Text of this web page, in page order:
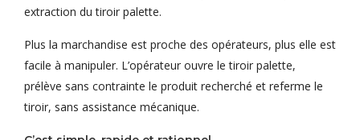
extraction du tiroir palette.
Plus la marchandise est proche des opérateurs, plus elle est
facile à manipuler. L’opérateur ouvre le tiroir palette,
prélève sans contrainte le produit recherché et referme le
tiroir, sans assistance mécanique.